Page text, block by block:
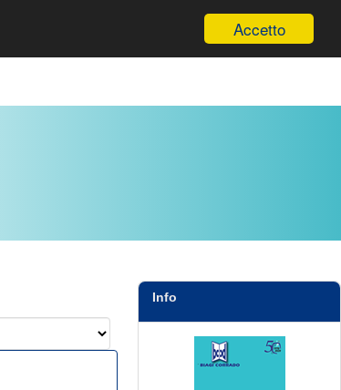
Accetto
Info